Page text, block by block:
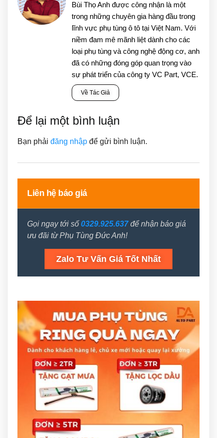
Bùi Thọ Anh được công nhận là một
trong những chuyên gia hàng đầu trong
lĩnh vực phụ tùng ô tô tại Việt Nam. Với
niềm đam mê mãnh liệt dành cho các
loại phụ tùng và công nghệ động cơ, anh
đã có những đóng góp quan trọng vào
sự phát triển của công ty VC Part, VCE.
Về Tác Giả
Để lại một bình luận
Bạn phải đăng nhập để gửi bình luận.
Liên hệ báo giá
Gọi ngay tới số 0329.925.637để nhận báo giá
ưu đãi từ Phụ Tùng Đức Anh!
Zalo Tư Vấn Giá Tốt Nhất